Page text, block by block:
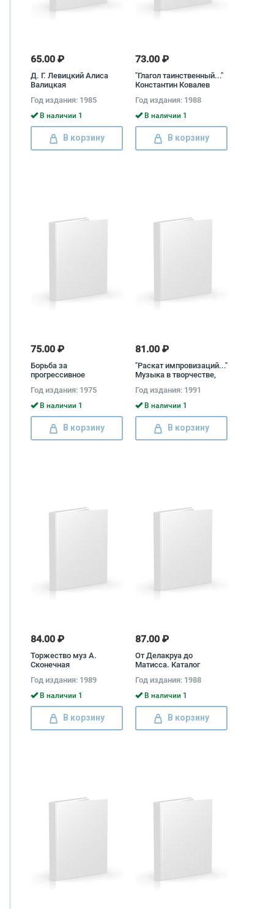
65.00 ₽
Д. Г. Левицкий Алиса
Валицкая
Год издания: 1985
В наличии 1
В корзину
73.00 ₽
"Глагол таинственный..."
Константин Ковалев
Год издания: 1988
В наличии 1
В корзину
75.00 ₽
Борьба за
прогрессивное
искусство в зарубежных
странах
Год издания: 1975
В наличии 1
В корзину
81.00 ₽
"Раскат импровизаций..."
Музыка в творчестве,
Пастернака
Год издания: 1991
В наличии 1
В корзину
84.00 ₽
Торжество муз А.
Сконечная
Год издания: 1989
В наличии 1
В корзину
87.00 ₽
От Делакруа до
Матисса. Каталог
Бретелл, Хайэт Мэйор,
Гари Тинтероу
Год издания: 1988
В наличии 1
В корзину